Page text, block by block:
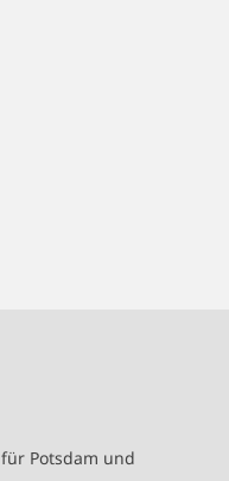
für Potsdam und